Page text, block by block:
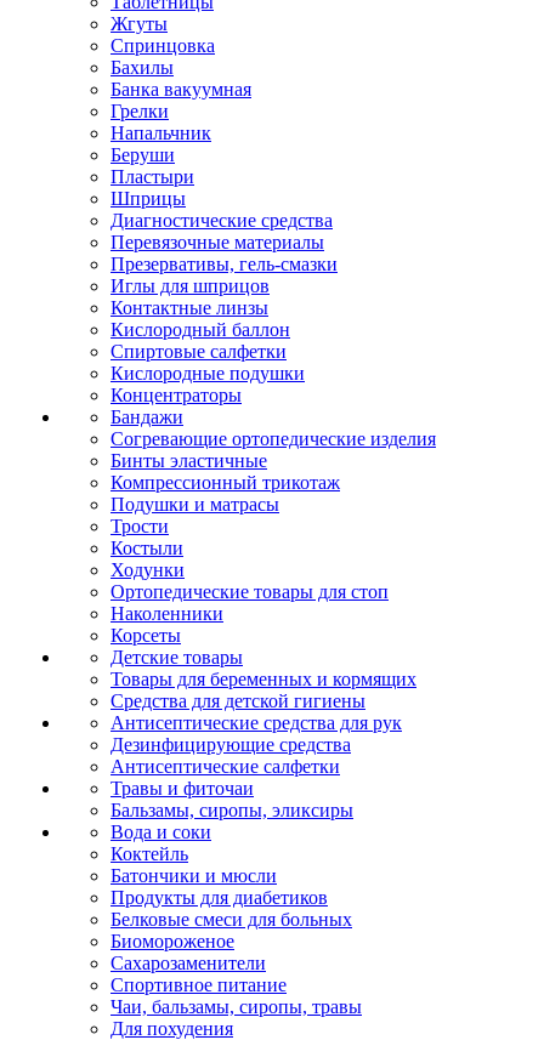
Жгуты
Спринцовка
Бахилы
Банка вакуумная
Грелки
Напальчник
Беруши
Пластыри
Шприцы
Диагностические средства
Перевязочные материалы
Презервативы, гель-смазки
Иглы для шприцов
Контактные линзы
Кислородный баллон
Спиртовые салфетки
Кислородные подушки
Концентраторы
Бандажи
Согревающие ортопедические изделия
Бинты эластичные
Компрессионный трикотаж
Подушки и матрасы
Трости
Костыли
Ходунки
Ортопедические товары для стоп
Наколенники
Корсеты
Детские товары
Товары для беременных и кормящих
Средства для детской гигиены
Антисептические средства для рук
Дезинфицирующие средства
Антисептические салфетки
Травы и фиточаи
Бальзамы, сиропы, эликсиры
Вода и соки
Коктейль
Батончики и мюсли
Продукты для диабетиков
Белковые смеси для больных
Биомороженое
Сахарозаменители
Спортивное питание
Чаи, бальзамы, сиропы, травы
Для похудения